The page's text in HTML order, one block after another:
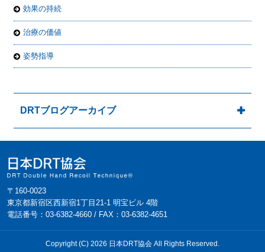
効果の持続
治療の価値
姿勢指導
DRTブログアーカイブ
〒160-0023
東京都新宿区西新宿1丁目21-1 明宝ビル 4階
電話番号：03-6382-4660 / FAX：03-6382-4651
Copyright (C) 2026 日本DRT協会 All Rights Reserved.